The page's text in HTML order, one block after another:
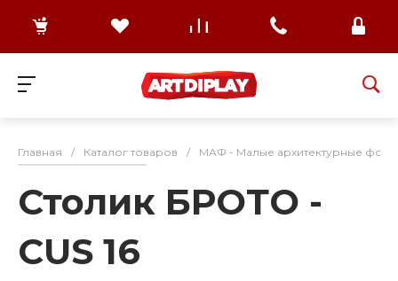
Главная / Каталог товаров / МАФ - Малые архитектурные
Столик БРОТО -
CUS 16